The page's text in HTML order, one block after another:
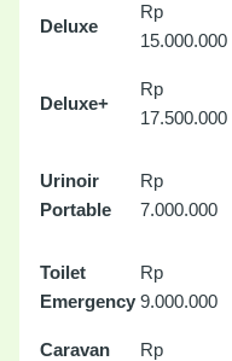
Deluxe
Rp
15.000.000
Deluxe+
Rp
17.500.000
Urinoir
Portable
Rp
7.000.000
Toilet
Emergency
Rp
9.000.000
Caravan
Rp